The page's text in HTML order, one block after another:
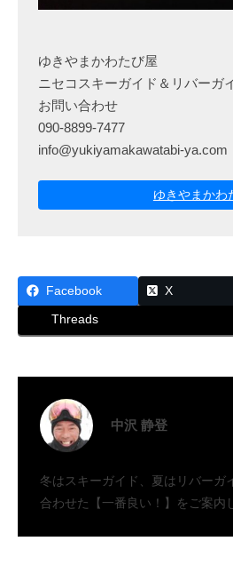
ゆきやまかわたび屋
ニセコスキーガイド＆リバーガ
お問い合わせ
090-8899-7477
info@yukiyamakawatabi-ya.com
ゆきやまかわ
Facebook X
Threads
中沢 静登
冬はスキーガイド、夏はリバーガ
合わせた【一番良い！】をご案内